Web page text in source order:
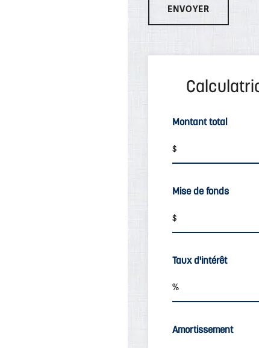
Montant total
Mise de fonds
Taux d'intérêt
Amortissement